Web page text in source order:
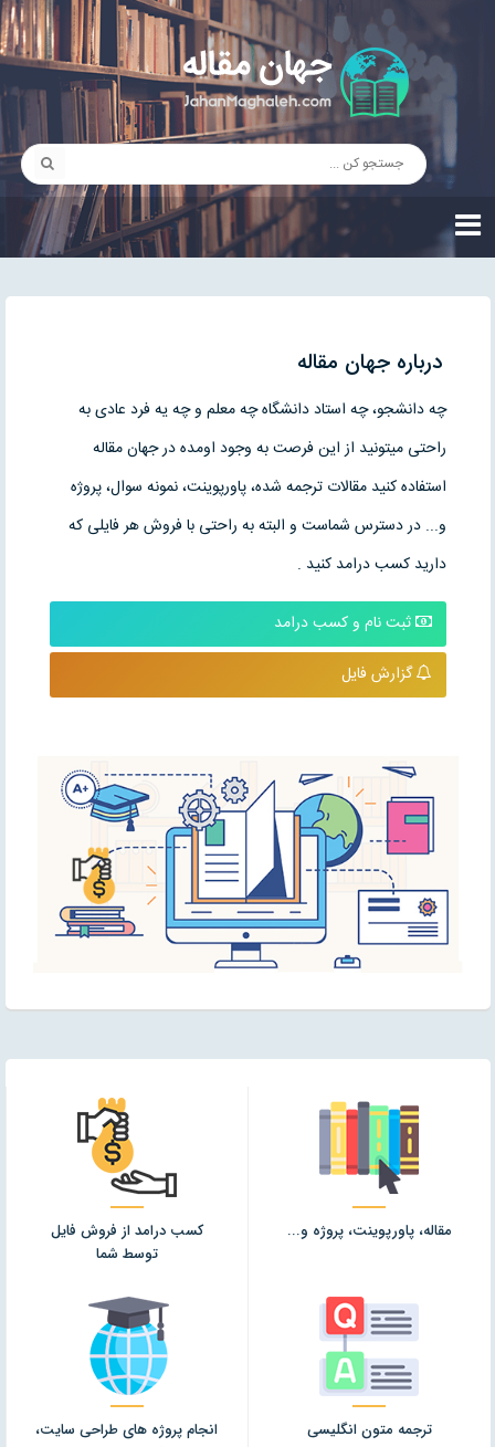
درباره جهان مقاله
چه دانشجو، چه استاد دانشگاه چه معلم و چه یه فرد عادی به
راحتی میتونید از این فرصت به وجود اومده در جهان مقاله
استفاده کنید مقالات ترجمه شده، پاورپوینت، نمونه سوال، پروژه
و... در دسترس شماست و البته به راحتی با فروش هر فایلی که
دارید کسب درامد کنید .
ثبت نام و کسب درامد
گزارش فایل
مقاله، پاورپوینت، پروژه و...
جزییات
کسب درامد از فروش فایل
توسط شما
جزییات
ترجمه متون انگلیسی
انجام پروژه های طراحی سایت،